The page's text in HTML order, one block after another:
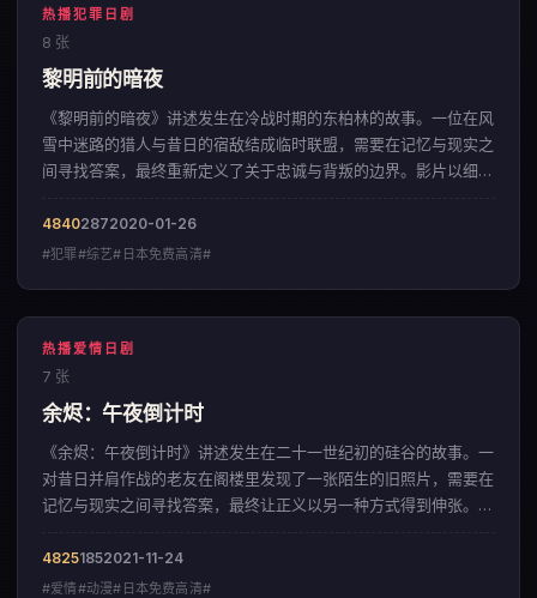
热播犯罪日剧
8 张
黎明前的暗夜
《黎明前的暗夜》讲述发生在冷战时期的东柏林的故事。一位在风
雪中迷路的猎人与昔日的宿敌结成临时联盟，需要在记忆与现实之
间寻找答案，最终重新定义了关于忠诚与背叛的边界。影片以细腻
48402872020-01-26
#犯罪#综艺#日本免费高清#
热播爱情日剧
7 张
余烬：午夜倒计时
《余烬：午夜倒计时》讲述发生在二十一世纪初的硅谷的故事。一
对昔日并肩作战的老友在阁楼里发现了一张陌生的旧照片，需要在
记忆与现实之间寻找答案，最终让正义以另一种方式得到伸张。影
48251852021-11-24
#爱情#动漫#日本免费高清#